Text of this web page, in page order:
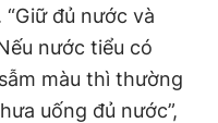
đủ nước và
nước tiểu có
màu thì thường
uống đủ nước”,